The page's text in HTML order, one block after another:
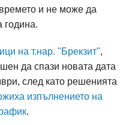
и не може да
година.
на т.нар. "Брекзит",
да спази новата дата
след като решенията
изпълнението на
.